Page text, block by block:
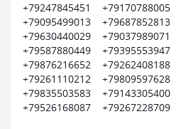
+79247845451
+79095499013
+79630440029
+79587880449
+79876216652
+79261110212
+79835503583
+79526168087
+79170788005
+79687852813
+79037989071
+79395553947
+79262408188
+79809597628
+79143305400
+79267228709